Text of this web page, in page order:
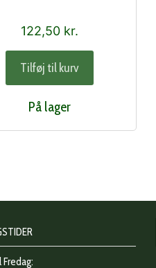
122,50 kr.
Tilføj til kurv
På lager